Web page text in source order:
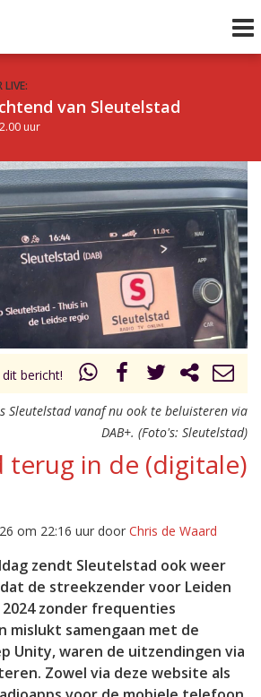
LIVE:
van Sleutelstad
uur
uur 1 van 0 Volgend uur
dit bericht!
Sleutelstad vanaf nu ook te beluisteren via
DAB+. (Foto's: Sleutelstad)
terug in de (digitale)
om 22:16 uur door Chris de Waard
zendt Sleutelstad ook weer
de streekzender voor Leiden
zonder frequenties
mislukt samengaan met de
Unity, waren de uitzendingen via
Zowel via deze website als